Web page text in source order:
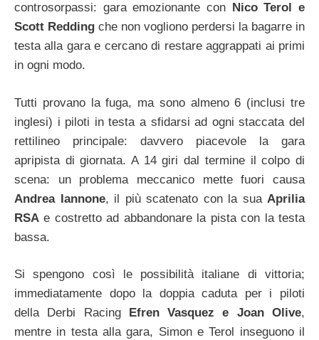
controsorpassi: gara emozionante con
Nico Terol e
Scott Redding che non vogliono perdersi la bagarre in
testa alla gara e cercano di restare aggrappati ai primi
in ogni modo.
Tutti provano la fuga, ma sono almeno 6 (inclusi tre
inglesi) i piloti in testa a sfidarsi ad ogni staccata del
rettilineo principale: davvero piacevole la gara
apripista di giornata. A 14 giri dal termine il colpo di
scena: un problema meccanico mette fuori causa
Andrea Iannone, il più scatenato con la sua Aprilia
RSA e costretto ad abbandonare la pista con la testa
bassa.
Si spengono così le possibilità italiane di vittoria;
immediatamente dopo la doppia caduta per i piloti
della Derbi Racing
Efren Vasquez e Joan Olive,
mentre in testa alla gara, Simon e Terol inseguono il